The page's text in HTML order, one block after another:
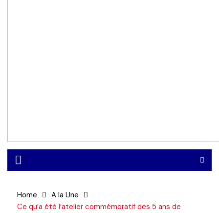
Home
A la Une
Ce qu’a été l’atelier commémoratif des 5 ans de